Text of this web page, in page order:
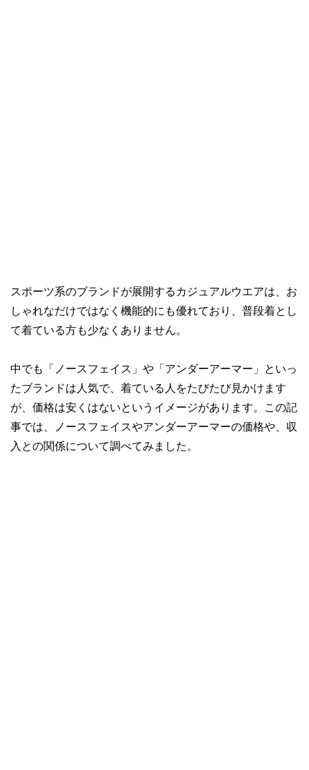
スポーツ系のブランドが展開するカジュアルウエアは、お
しゃれなだけではなく機能的にも優れており、普段着とし
て着ている方も少なくありません。
中でも「ノースフェイス」や「アンダーアーマー」といっ
たブランドは人気で、着ている人をたびたび見かけます
が、価格は安くはないというイメージがあります。この記
事では、ノースフェイスやアンダーアーマーの価格や、収
入との関係について調べてみました。